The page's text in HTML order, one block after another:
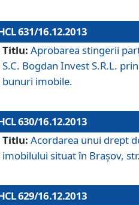
631/16.12.2013
Titlu: Aprobarea stingerii
S.C. Bogdan Invest S.R.L.
bunuri imobile.
630/16.12.2013
Titlu: Acordarea unui drept
imobilului situat în Braşov,
629/16.12.2013